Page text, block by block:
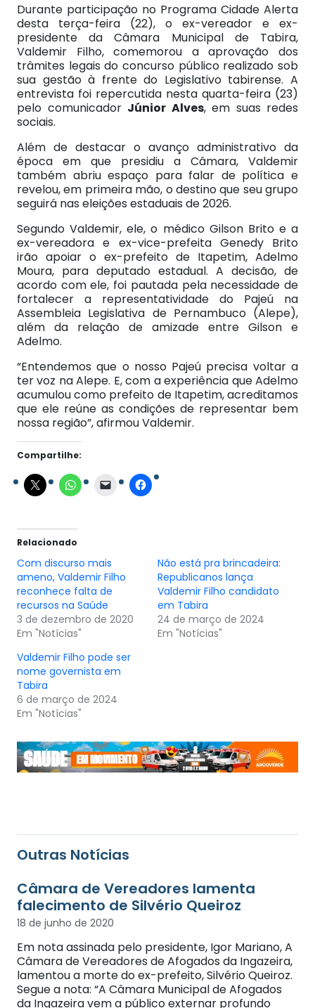
Durante participação no Programa Cidade Alerta
desta terça-feira (22), o ex-vereador e ex-
presidente da Câmara Municipal de Tabira,
Valdemir Filho, comemorou a aprovação dos
trâmites legais do concurso público realizado sob
sua gestão à frente do Legislativo tabirense. A
entrevista foi repercutida nesta quarta-feira (23)
pelo comunicador Júnior Alves, em suas redes
sociais.
Além de destacar o avanço administrativo da
época em que presidiu a Câmara, Valdemir
também abriu espaço para falar de política e
revelou, em primeira mão, o destino que seu grupo
seguirá nas eleições estaduais de 2026.
Segundo Valdemir, ele, o médico Gilson Brito e a
ex-vereadora e ex-vice-prefeita Genedy Brito
irão apoiar o ex-prefeito de Itapetim, Adelmo
Moura, para deputado estadual. A decisão, de
acordo com ele, foi pautada pela necessidade de
fortalecer a representatividade do Pajeú na
Assembleia Legislativa de Pernambuco (Alepe),
além da relação de amizade entre Gilson e
Adelmo.
“Entendemos que o nosso Pajeú precisa voltar a
ter voz na Alepe. E, com a experiência que Adelmo
acumulou como prefeito de Itapetim, acreditamos
que ele reúne as condições de representar bem
nossa região”, afirmou Valdemir.
Compartilhe:
Relacionado
Com discurso mais
ameno, Valdemir Filho
reconhece falta de
recursos na Saúde
3 de dezembro de 2020
Em "Notícias"
Não está pra brincadeira:
Republicanos lança
Valdemir Filho candidato
em Tabira
24 de março de 2024
Em "Notícias"
Valdemir Filho pode ser
nome governista em
Tabira
6 de março de 2024
Em "Notícias"
Outras Notícias
Câmara de Vereadores lamenta
falecimento de Silvério Queiroz
18 de junho de 2020
Em nota assinada pelo presidente, Igor Mariano, A
Câmara de Vereadores de Afogados da Ingazeira,
lamentou a morte do ex-prefeito, Silvério Queiroz.
Segue a nota: “A Câmara Municipal de Afogados
da Ingazeira vem a público externar profundo